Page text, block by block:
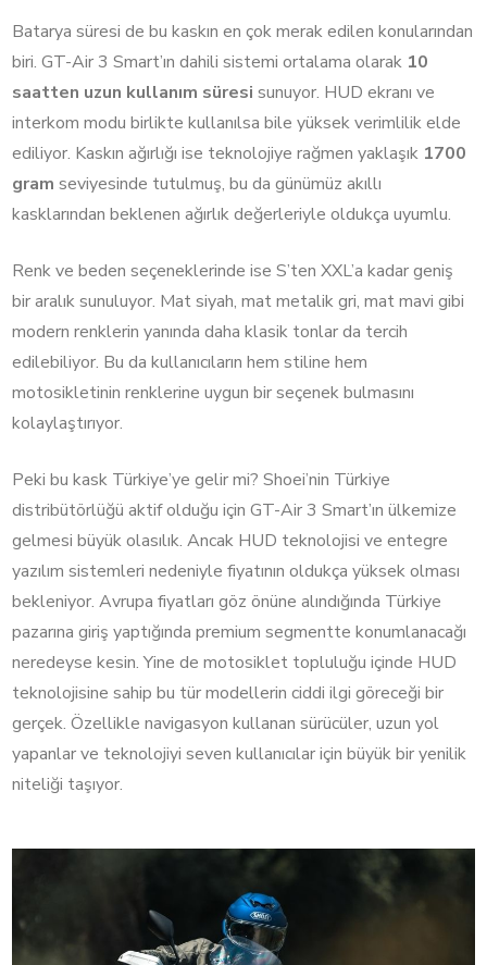
Batarya süresi de bu kaskın en çok merak edilen konularından
biri. GT-Air 3 Smart’ın dahili sistemi ortalama olarak 10
saatten uzun kullanım süresi sunuyor. HUD ekranı ve
interkom modu birlikte kullanılsa bile yüksek verimlilik elde
ediliyor. Kaskın ağırlığı ise teknolojiye rağmen yaklaşık 1700
gram seviyesinde tutulmuş, bu da günümüz akıllı
kasklarından beklenen ağırlık değerleriyle oldukça uyumlu.
Renk ve beden seçeneklerinde ise S’ten XXL’a kadar geniş
bir aralık sunuluyor. Mat siyah, mat metalik gri, mat mavi gibi
modern renklerin yanında daha klasik tonlar da tercih
edilebiliyor. Bu da kullanıcıların hem stiline hem
motosikletinin renklerine uygun bir seçenek bulmasını
kolaylaştırıyor.
Peki bu kask Türkiye’ye gelir mi? Shoei’nin Türkiye
distribütörlüğü aktif olduğu için GT-Air 3 Smart’ın ülkemize
gelmesi büyük olasılık. Ancak HUD teknolojisi ve entegre
yazılım sistemleri nedeniyle fiyatının oldukça yüksek olması
bekleniyor. Avrupa fiyatları göz önüne alındığında Türkiye
pazarına giriş yaptığında premium segmentte konumlanacağı
neredeyse kesin. Yine de motosiklet topluluğu içinde HUD
teknolojisine sahip bu tür modellerin ciddi ilgi göreceği bir
gerçek. Özellikle navigasyon kullanan sürücüler, uzun yol
yapanlar ve teknolojiyi seven kullanıcılar için büyük bir yenilik
niteliği taşıyor.